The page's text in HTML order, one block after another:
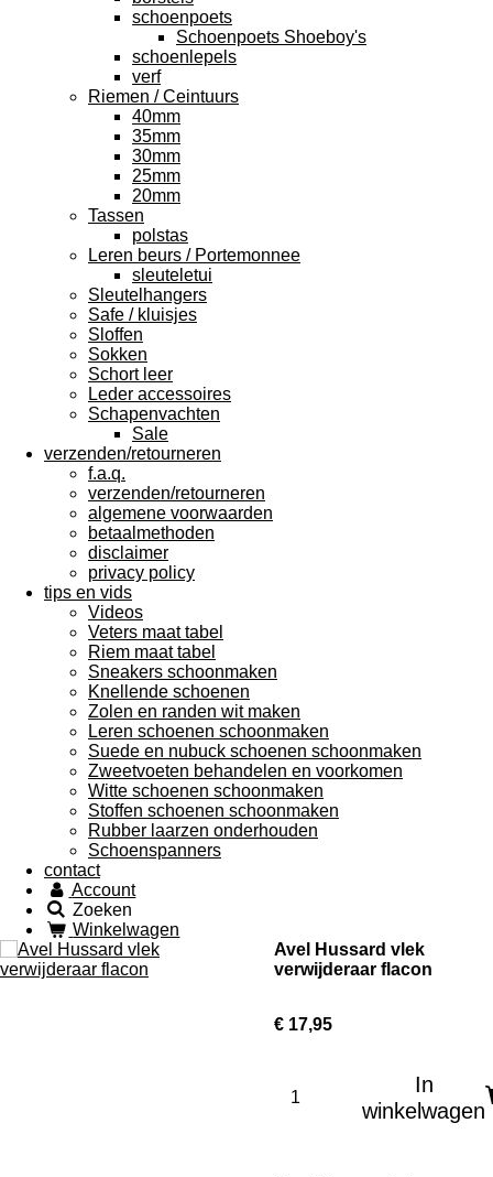
schoenpoets
Schoenpoets Shoeboy's
schoenlepels
verf
Riemen / Ceintuurs
40mm
35mm
30mm
25mm
20mm
Tassen
polstas
Leren beurs / Portemonnee
sleuteletui
Sleutelhangers
Safe / kluisjes
Sloffen
Sokken
Schort leer
Leder accessoires
Schapenvachten
Sale
verzenden/retourneren
f.a.q.
verzenden/retourneren
algemene voorwaarden
betaalmethoden
disclaimer
privacy policy
tips en vids
Videos
Veters maat tabel
Riem maat tabel
Sneakers schoonmaken
Knellende schoenen
Zolen en randen wit maken
Leren schoenen schoonmaken
Suede en nubuck schoenen schoonmaken
Zweetvoeten behandelen en voorkomen
Witte schoenen schoonmaken
Stoffen schoenen schoonmaken
Rubber laarzen onderhouden
Schoenspanners
contact
Account
Zoeken
Winkelwagen
Avel Hussard vlek
verwijderaar flacon
€ 17,95
In
winkelwagen